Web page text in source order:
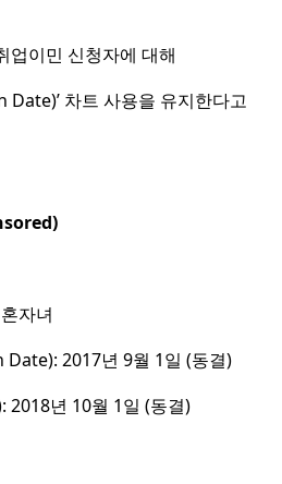
업이민 신청자에 대해
Date)’ 차트 사용을 유지한다고
자녀
2017년 9월 1일 (동결)
2018년 10월 1일 (동결)